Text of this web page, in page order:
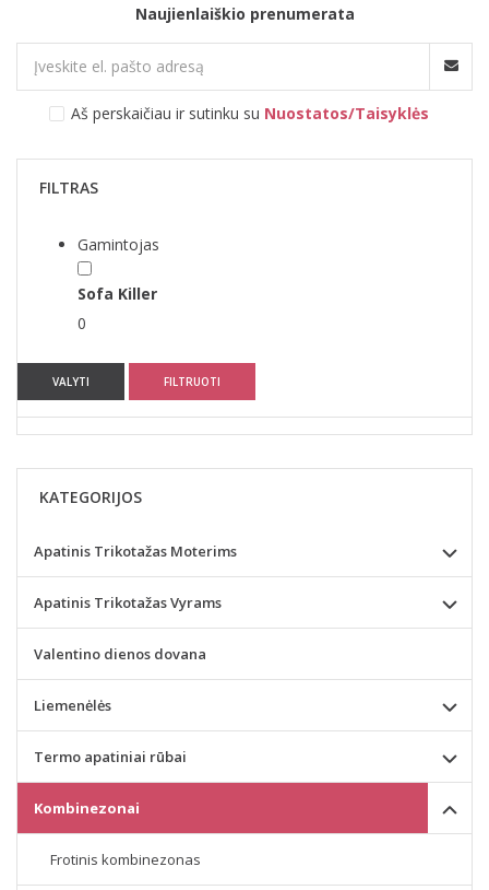
Naujienlaiškio prenumerata
Aš perskaičiau ir sutinku su Nuostatos/Taisyklės
FILTRAS
Gamintojas
Sofa Killer
0
VALYTI FILTRUOTI
KATEGORIJOS
Apatinis Trikotažas Moterims
Apatinis Trikotažas Vyrams
Valentino dienos dovana
Liemenėlės
Termo apatiniai rūbai
Kombinezonai
Frotinis kombinezonas